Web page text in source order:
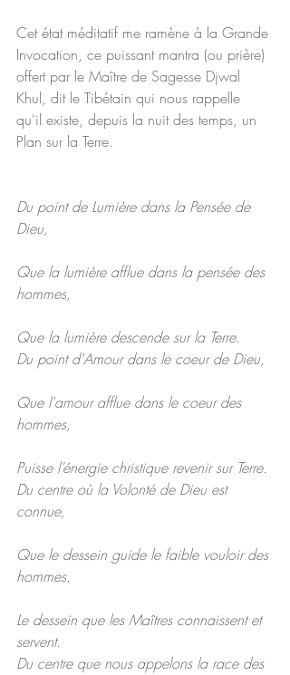
Cet état méditatif me ramène à la Grande
Invocation, ce puissant mantra (ou prière)
offert par le Maître de Sagesse Djwal
Khul, dit le Tibétain qui nous rappelle
qu'il existe, depuis la nuit des temps, un
Plan sur la Terre.
Du point de Lumière dans la Pensée de
Dieu,
Que la lumière afflue dans la pensée des
hommes,
Que la lumière descende sur la Terre.
Du point d'Amour dans le coeur de Dieu,
Que l'amour afflue dans le coeur des
hommes,
Puisse l’énergie christique revenir sur Terre.
Du centre où la Volonté de Dieu est
connue,
Que le dessein guide le faible vouloir des
hommes.
Le dessein que les Maîtres connaissent et
servent.
Du centre que nous appelons la race des